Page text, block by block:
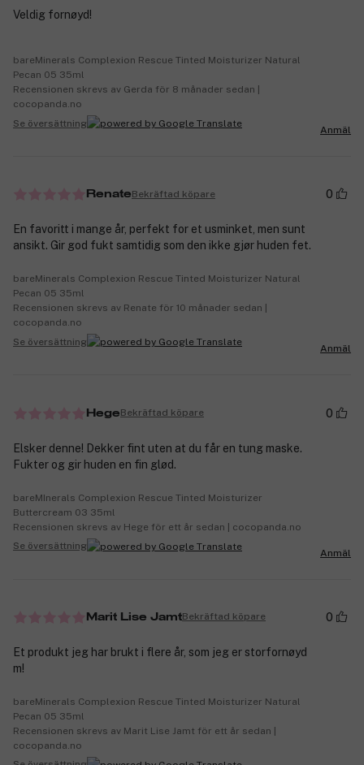
Veldig fornøyd!
bareMinerals Complexion Rescue Tinted Moisturizer Natural
Pecan 05 35ml
Recensionen skrevs av Gerda för 8 månader sedan |
cocopanda.no
Se översättning
Anmäl
RenateBekräftad köpare 0
En favoritt i mange år, perfekt for et usminket, men sunt
ansikt. Gir god fukt samtidig som den ikke gjør huden fet.
bareMinerals Complexion Rescue Tinted Moisturizer Natural
Pecan 05 35ml
Recensionen skrevs av Renate för 10 månader sedan |
cocopanda.no
Se översättning
Anmäl
HegeBekräftad köpare 0
Elsker denne! Dekker fint uten at du får en tung maske.
Fukter og gir huden en fin glød.
bareMInerals Complexion Rescue Tinted Moisturizer
Buttercream 03 35ml
Recensionen skrevs av Hege för ett år sedan | cocopanda.no
Se översättning
Anmäl
Marit Lise JamtBekräftad köpare 0
Et produkt jeg har brukt i flere år, som jeg er storfornøyd
m!
bareMinerals Complexion Rescue Tinted Moisturizer Natural
Pecan 05 35ml
Recensionen skrevs av Marit Lise Jamt för ett år sedan |
cocopanda.no